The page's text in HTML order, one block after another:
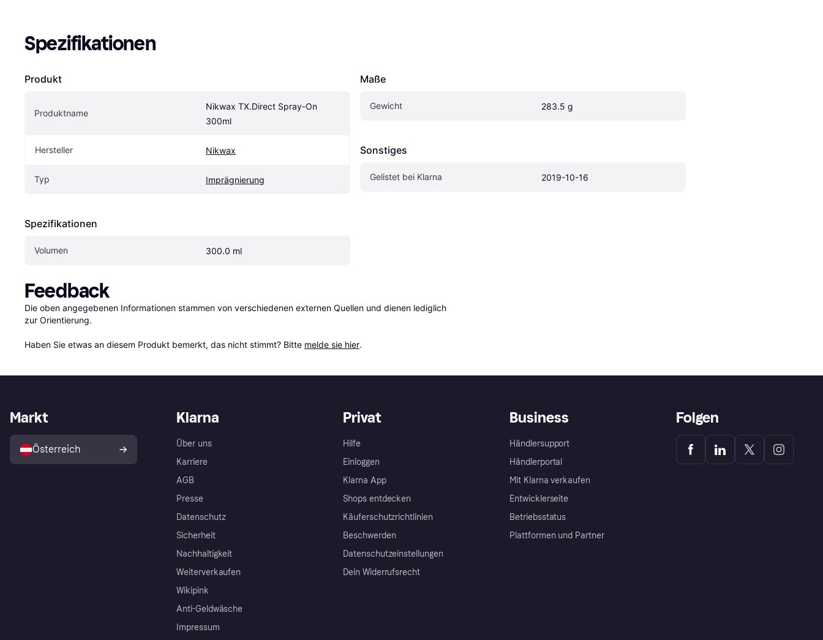
Spezifikationen
Produkt
Produktname
Nikwax TX.Direct Spray-On
300ml
Hersteller Nikwax
Typ Imprägnierung
Spezifikationen
Volumen 300.0 ml
Maße
Gewicht 283.5 g
Sonstiges
Gelistet bei Klarna 2019-10-16
Feedback
Die oben angegebenen Informationen stammen von verschiedenen externen Quellen und dienen lediglich
zur Orientierung.
Haben Sie etwas an diesem Produkt bemerkt, das nicht stimmt? Bitte melde sie hier.
Klarna
Über uns
Karriere
AGB
Presse
Datenschutz
Sicherheit
Nachhaltigkeit
Weiterverkaufen
Wikipink
Anti-Geldwäsche
Impressum
Privat
Hilfe
Einloggen
Klarna App
Shops entdecken
Käuferschutzrichtlinien
Beschwerden
Datenschutzeinstellungen
Dein Widerrufsrecht
Business
Händlersupport
Händlerportal
Mit Klarna verkaufen
Entwicklerseite
Betriebsstatus
Plattformen und Partner
Markt
Österreich
Folgen